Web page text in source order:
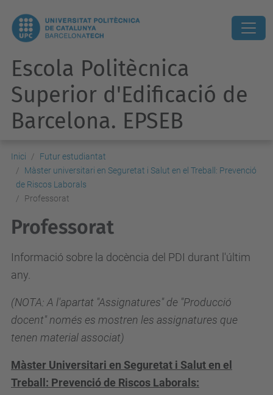
Escola Politècnica
Superior d'Edificació de
Barcelona. EPSEB
Inici
Futur estudiantat
Màster universitari en Seguretat i Salut en el Treball: Prevenció
de Riscos Laborals
Professorat
Professorat
Informació sobre la docència del PDI durant l'últim
any.
(NOTA: A l'apartat "Assignatures" de "Producció
docent" només es mostren les assignatures que
tenen material associat)
Màster Universitari en Seguretat i Salut en el
Treball: Prevenció de Riscos Laborals: